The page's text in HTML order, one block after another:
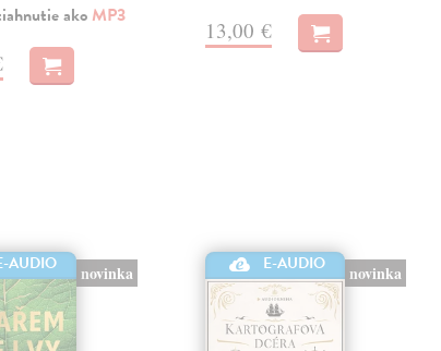
ako MP3
13,00 €
AUDIO novinka E-AUDIO novinka